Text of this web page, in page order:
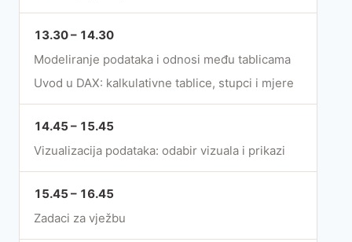
13.30 – 14.30
Modeliranje podataka i odnosi među tablicama
Uvod u DAX: kalkulativne tablice, stupci i mjere
14.45 – 15.45
Vizualizacija podataka: odabir vizuala i prikazi
15.45 – 16.45
Zadaci za vježbu